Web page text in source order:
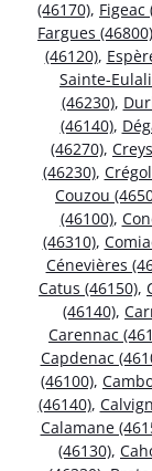
(46170), Figeac
Fargues (46800)
(46120),
Sainte-
(46230),
(46140),
(46270),
(46230),
Couzou
(46100),
(46310),
Cénevières
Catus (46150),
(46140),
Carennac
Capdenac
(46100),
(46140),
Calamane
(46130),